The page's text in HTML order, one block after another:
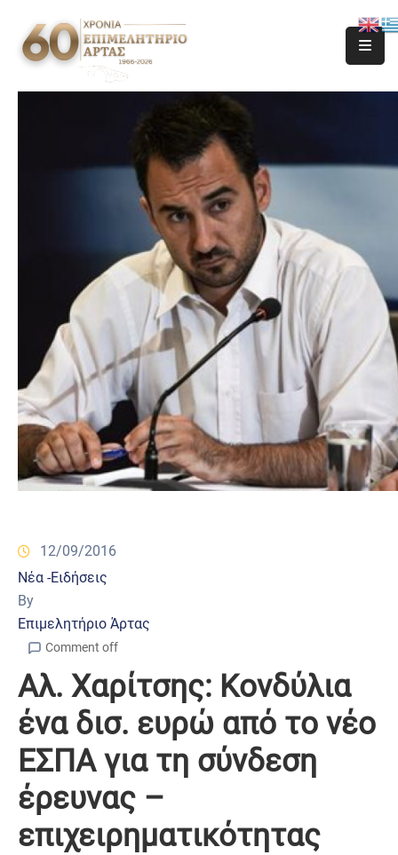
12/09/2016
Νέα -Ειδήσεις
By
Επιμελητήριο Άρτας
Comment off
Αλ. Χαρίτσης: Κονδύλια
ένα δισ. ευρώ από το νέο
ΕΣΠΑ για τη σύνδεση
έρευνας –
επιχειρηματικότητας